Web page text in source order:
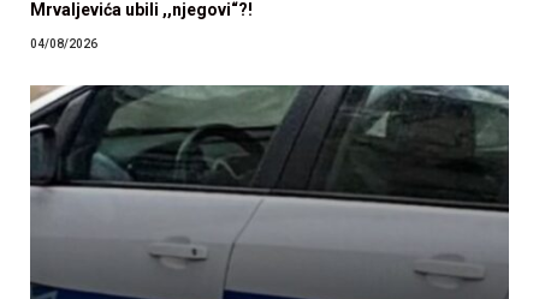
Mrvaljevića ubili ,,njegovi“?!
04/08/2026